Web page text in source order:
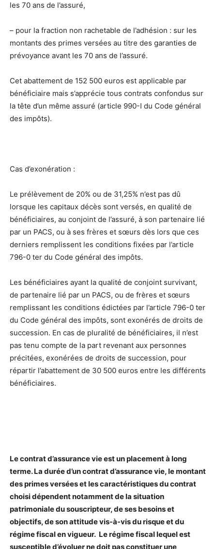
les 70 ans de l’assuré,
– pour la fraction non rachetable de l’adhésion : sur les
montants des primes versées au titre des garanties de
prévoyance avant les 70 ans de l’assuré.
Cet abattement de 152 500 euros est applicable par
bénéficiaire mais s’apprécie tous contrats confondus sur
la tête d’un même assuré (article 990-I du Code général
des impôts).
Cas d’exonération :
Le prélèvement de 20% ou de 31,25% n’est pas dû
lorsque les capitaux décès sont versés, en qualité de
bénéficiaires, au conjoint de l’assuré, à son partenaire lié
par un PACS, ou à ses frères et sœurs dès lors que ces
derniers remplissent les conditions fixées par l’article
796-0 ter du Code général des impôts.
Les bénéficiaires ayant la qualité de conjoint survivant,
de partenaire lié par un PACS, ou de frères et sœurs
remplissant les conditions édictées par l’article 796-0 ter
du Code général des impôts, sont exonérés de droits de
succession. En cas de pluralité de bénéficiaires, il n’est
pas tenu compte de la part revenant aux personnes
précitées, exonérées de droits de succession, pour
répartir l’abattement de 30 500 euros entre les différents
bénéficiaires.
Le contrat d’assurance vie est un placement à long
terme. La durée d’un contrat d’assurance vie, le montant
des primes versées et les caractéristiques du contrat
choisi dépendent notamment de la situation
patrimoniale du souscripteur, de ses besoins et
objectifs, de son attitude vis-à-vis du risque et du
régime fiscal en vigueur. Le régime fiscal lequel est
susceptible d’évoluer ne doit pas constituer une